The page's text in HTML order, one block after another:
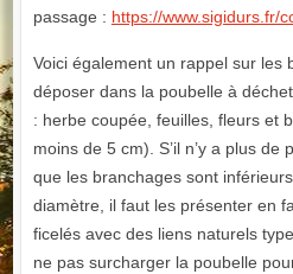
passage : https://www.sigidurs.fr/
Voici également un rappel sur les
déposer dans la poubelle à
: herbe coupée, feuilles, fleurs et
moins de 5 cm). S’il n’y a plus de
que les branchages sont
diamètre, il faut les présenter en
ficelés avec des liens naturels
ne pas surcharger la poubelle